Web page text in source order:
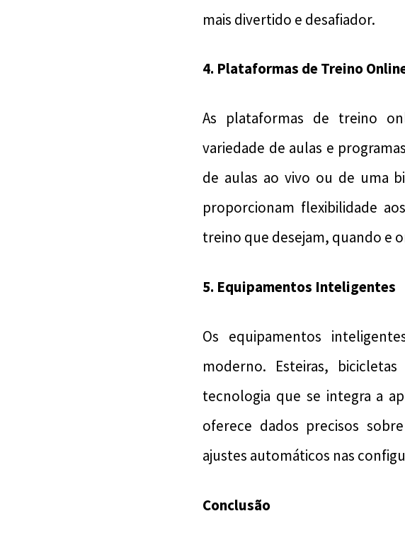
mais divertido e desafiador.
4. Plataformas de Treino
As plataformas de treino
variedade de aulas e
de aulas ao vivo ou de uma
proporcionam flexibilidade
treino que desejam, quando e
5. Equipamentos Inteligentes
Os equipamentos
moderno. Esteiras,
tecnologia que se integra a
oferece dados precisos
ajustes automáticos nas
Conclusão